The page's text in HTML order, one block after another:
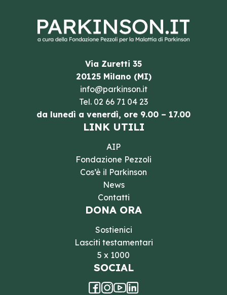
Via Zuretti 35
20125 Milano (MI)
info@parkinson.it
Tel. 02 66 71 04 23
da lunedì a venerdì, ore 9.00 – 17.00
LINK UTILI
AIP
Fondazione Pezzoli
Cos’è il Parkinson
News
Contatti
DONA ORA
Sostienici
Lasciti testamentari
5 x 1000
SOCIAL